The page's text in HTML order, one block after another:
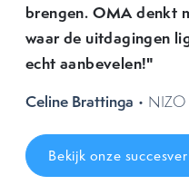
brengen. OMA denkt
waar de uitdagingen
echt aanbevelen!"
Celine Brattinga • NIZO
Bekijk onze